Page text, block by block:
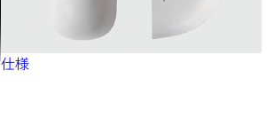
仕様